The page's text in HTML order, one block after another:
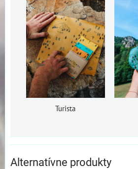
Turista
Alternatívne produkty